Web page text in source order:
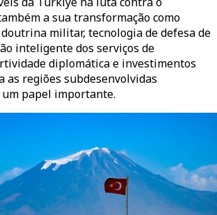
a sua transformação como
doutrina militar, tecnologia de defesa de
inteligente dos serviços de
diplomática e investimentos
as regiões subdesenvolvidas
papel importante.